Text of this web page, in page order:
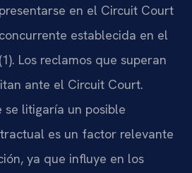
en el Circuit Court
establecida en el
Los reclamos que superan
ante el Circuit Court.
litigaría un posible
es un factor relevante
ya que influye en los